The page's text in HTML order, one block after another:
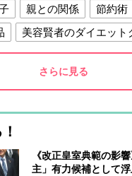
親との関係 節約術
美容賢者のダイエット
津春子 どか食い
さらに見る
《改正皇室典範の影
主」有力候補として